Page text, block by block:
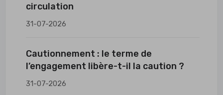
circulation
31-07-2026
Cautionnement : le terme de
l’engagement libère-t-il la caution ?
31-07-2026